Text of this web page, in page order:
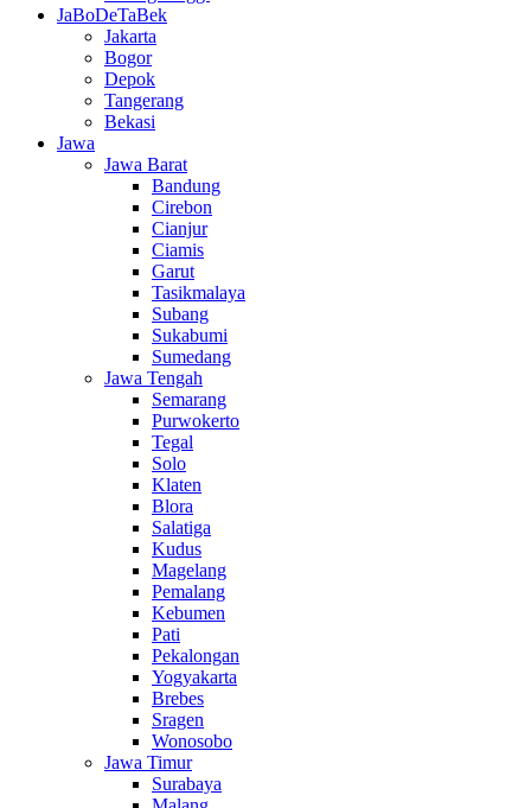
JaBoDeTaBek
Jakarta
Bogor
Depok
Tangerang
Bekasi
Jawa
Jawa Barat
Bandung
Cirebon
Cianjur
Ciamis
Garut
Tasikmalaya
Subang
Sukabumi
Sumedang
Jawa Tengah
Semarang
Purwokerto
Tegal
Solo
Klaten
Blora
Salatiga
Kudus
Magelang
Pemalang
Kebumen
Pati
Pekalongan
Yogyakarta
Brebes
Sragen
Wonosobo
Jawa Timur
Surabaya